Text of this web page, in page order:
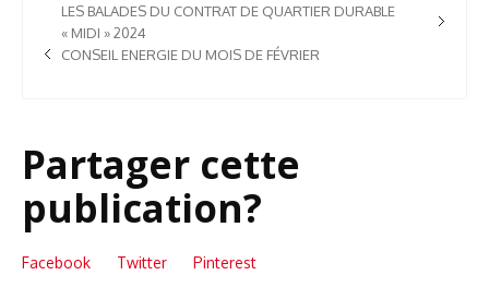
LES BALADES DU CONTRAT DE QUARTIER DURABLE
« MIDI » 2024
CONSEIL ENERGIE DU MOIS DE FÉVRIER
Partager cette
publication?
Facebook Twitter Pinterest